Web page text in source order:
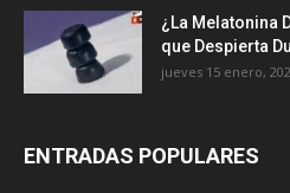
¿La Melatonina
que Despierta
jueves 15 enero,
ENTRADAS POPULARES